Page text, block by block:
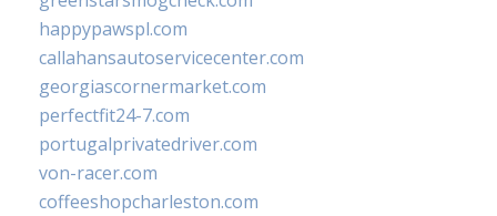
happypawspl.com
callahansautoservicecenter.com
georgiascornermarket.com
perfectfit24-7.com
portugalprivatedriver.com
von-racer.com
coffeeshopcharleston.com